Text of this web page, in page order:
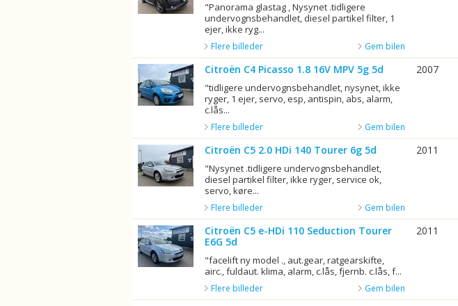
"Panorama glastag , Nysynet .tidligere
undervognsbehandlet, diesel partikel filter, 1
ejer, ikke ryg...
Gem bilen
Flere billeder
Citroën C4 Picasso 1.8 16V MPV 5g 5d
"tidligere undervognsbehandlet, nysynet, ikke
ryger, 1 ejer, servo, esp, antispin, abs, alarm,
c.lås...
Gem bilen
Flere billeder
2007
Citroën C5 2.0 HDi 140 Tourer 6g 5d
"Nysynet .tidligere undervognsbehandlet,
diesel partikel filter, ikke ryger, service ok,
servo, køre...
Gem bilen
Flere billeder
2011
Citroën C5 e-HDi 110 Seduction Tourer
E6G 5d
"facelift ny model ., aut.gear, ratgearskifte,
airc., fuldaut. klima, alarm, c.lås, fjernb. c.lås, f...
Gem bilen
Flere billeder
2011